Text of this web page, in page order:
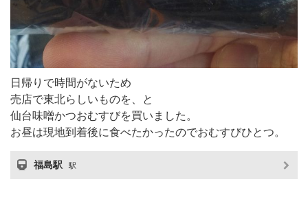
日帰りで時間がないため
売店で東北らしいものを、と
仙台味噌かつおむすびを買いました。
お昼は現地到着後に食べたかったのでおむすびひとつ。
福島駅 駅